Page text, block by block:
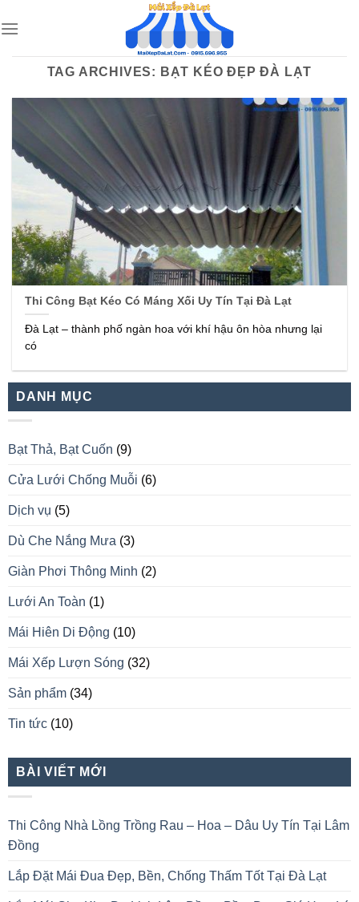
to
TAG ARCHIVES: BẠT KÉO ĐẸP ĐÀ LẠT
Thi Công Bạt Kéo Có Máng Xối Uy Tín Tại Đà Lạt
Đà Lạt – thành phố ngàn hoa với khí hậu ôn hòa nhưng lại
có
DANH MỤC
Bạt Thả, Bạt Cuốn (9)
Cửa Lưới Chống Muỗi (6)
Dịch vụ (5)
Dù Che Nắng Mưa (3)
Giàn Phơi Thông Minh (2)
Lưới An Toàn (1)
Mái Hiên Di Động (10)
Mái Xếp Lượn Sóng (32)
Sản phẩm (34)
Tin tức (10)
BÀI VIẾT MỚI
Thi Công Nhà Lồng Trồng Rau – Hoa – Dâu Uy Tín Tại Lâm
Đồng
Lắp Đặt Mái Đua Đẹp, Bền, Chống Thấm Tốt Tại Đà Lạt